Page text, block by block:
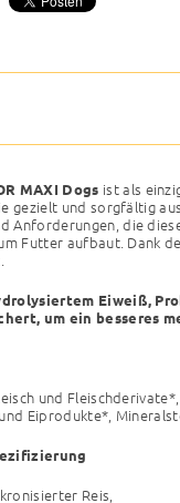
MAXI Dogs ist als
gezielt und sorgfältig
Anforderungen, die
Futter aufbaut. Dank
Eiweiß,
um ein besseres
und
Eiprodukte*,
Reis,